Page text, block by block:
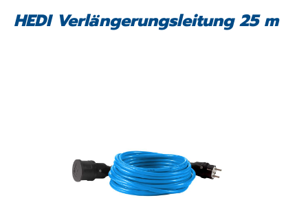
HEDI Verlängerungsleitung 25 m